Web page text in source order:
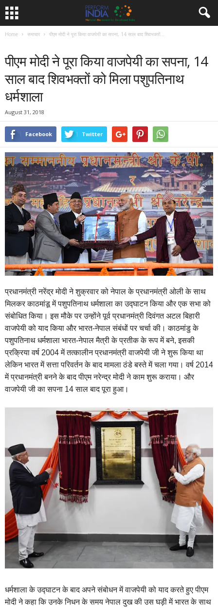
Home समाचार पीएम मोदी ने पूरा किया वाजपेयी का सपना, 14 साल बाद शिवभक्तों...
पीएम मोदी ने पूरा किया वाजपेयी का सपना, 14
साल बाद शिवभक्तों को मिला पशुपतिनाथ
धर्मशाला
August 31, 2018
Facebook Twitter
प्रधानमंत्री नरेंद्र मोदी ने शुक्रवार को नेपाल के प्रधानमंत्री ओली के साथ
मिलकर काठमांडू में पशुपतिनाथ धर्मशाला का उद्घाटन किया और एक सभा को
संबोधित किया। इस मौके पर उन्होंने पूर्व प्रधानमंत्री दिवंगत अटल बिहारी
वाजपेयी को याद किया और भारत-नेपाल संबंधों पर चर्चा की। काठमांडु के
पशुपतिनाथ धर्मशाला भारत-नेपाल मैत्री के प्रतीक के रूप में बने, इसकी
प्रक्रिया वर्ष 2004 में तत्कालीन प्रधानमंत्री वाजपेयी जी ने शुरू किया था
लेकिन भारत में सत्ता परिवर्तन के बाद मामला ठंडे बस्ते में चला गया। वर्ष 2014
में प्रधानमंत्री बनने के बाद पीएम नरेन्द्र मोदी ने काम शुरू कराया। और
वाजपेयी जी का सपना 14 साल बाद पूरा हुआ।
धर्मशाला के उद्घाटन के बाद अपने संबोधन में वाजपेयी को याद करते हुए पीएम
मोदी ने कहा कि उनके निधन के समय नेपाल दुख की उस घड़ी में भारत के साथ